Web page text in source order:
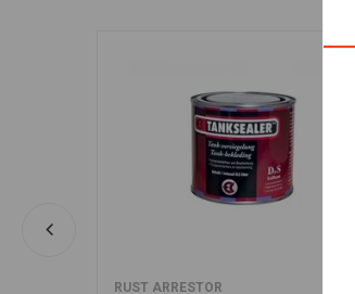
In winkelwagen
RUST ARRESTOR